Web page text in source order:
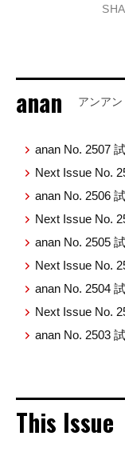
anan アンアン
anan No. 2507
Next Issue No.
anan No. 2506
Next Issue No.
anan No. 2505
Next Issue No.
anan No. 2504
Next Issue No.
anan No. 2503
This Issue